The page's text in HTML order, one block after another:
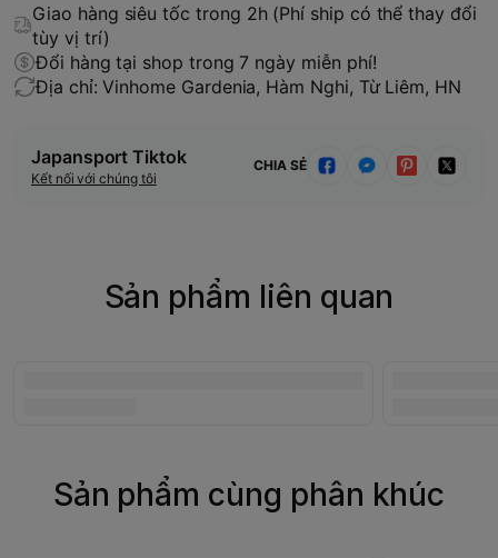
Giao hàng siêu tốc trong 2h (Phí ship có thể thay đổi
tùy vị trí)
Đổi hàng tại shop trong 7 ngày miễn phí!
Địa chỉ: Vinhome Gardenia, Hàm Nghi, Từ Liêm, HN
Japansport Tiktok
Kết nối với chúng tôi
CHIA SẺ
Sản phẩm liên quan
Sản phẩm cùng phân khúc